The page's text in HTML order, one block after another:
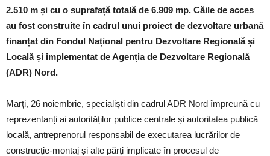
2.510 m și cu o suprafață totalăde 6.909 mp. Căile de acces
au fost construite în cadrul unui proiect de dezvoltare urbană
finanțat din Fondul Național pentru Dezvoltare Regională și
Locală și implementat de Agenția de Dezvoltare Regională
(ADR) Nord.
Marți, 26 noiembrie, specialiști din cadrul ADR Nord împreună cu
reprezentanți ai autorităților publice centrale și autoritatea publică
locală, antreprenorul responsabil de executarea lucrărilor de
construcție-montaj și alte părți implicate în procesul de